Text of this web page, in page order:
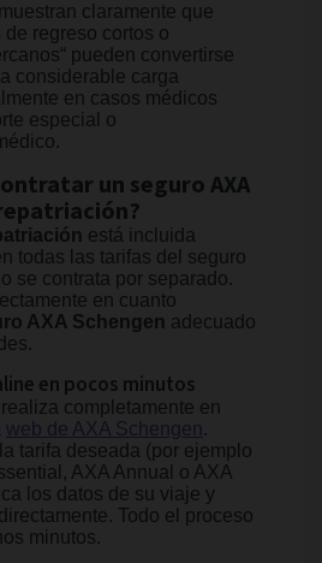
claramente que
regreso cortos o
pueden convertirse
considerable carga
en casos médicos
especial o
un seguro AXA
está incluida
todas las tarifas del seguro
se contrata por separado.
en cuanto
AXA Schengen adecuado
en pocos minutos
realiza completamente en
web de AXA Schengen
.
tarifa deseada (por ejemplo
AXA Annual o AXA
los datos de su viaje y
Todo el proceso
minutos.